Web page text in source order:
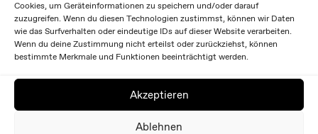
Cookies, um Geräteinformationen zu speichern und/oder darauf
zuzugreifen. Wenn du diesen Technologien zustimmst, können wir Daten
wie das Surfverhalten oder eindeutige IDs auf dieser Website verarbeiten.
Wenn du deine Zustimmung nicht erteilst oder zurückziehst, können
bestimmte Merkmale und Funktionen beeinträchtigt werden.
Akzeptieren
Ablehnen